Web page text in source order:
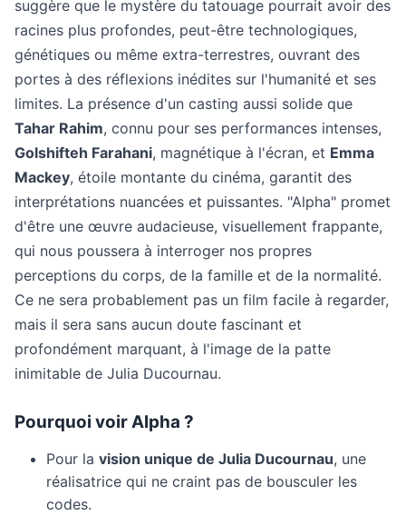
suggère que le mystère du tatouage pourrait avoir des
racines plus profondes, peut-être technologiques,
génétiques ou même extra-terrestres, ouvrant des
portes à des réflexions inédites sur l'humanité et ses
limites. La présence d'un casting aussi solide que
Tahar Rahim, connu pour ses performances intenses,
Golshifteh Farahani, magnétique à l'écran, et Emma
Mackey, étoile montante du cinéma, garantit des
interprétations nuancées et puissantes. "Alpha" promet
d'être une œuvre audacieuse, visuellement frappante,
qui nous poussera à interroger nos propres
perceptions du corps, de la famille et de la normalité.
Ce ne sera probablement pas un film facile à regarder,
mais il sera sans aucun doute fascinant et
profondément marquant, à l'image de la patte
inimitable de Julia Ducournau.
Pourquoi voir Alpha ?
Pour la vision unique de Julia Ducournau, une
réalisatrice qui ne craint pas de bousculer les
codes.